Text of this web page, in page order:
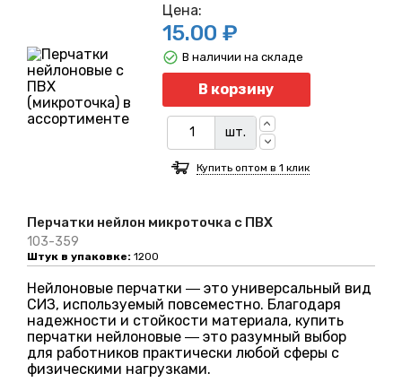
Перчатки нейлон микроточка с ПВХ
103-359
Штук в упаковке: 1200
Цена:
15.00 ₽
В корзину
шт.
В наличии на складе
Купить оптом в 1 клик
Нейлоновые перчатки ― это универсальный вид
СИЗ, используемый повсеместно. Благодаря
надежности и стойкости материала, купить
перчатки нейлоновые ― это разумный выбор
для работников практически любой сферы с
физическими нагрузками.